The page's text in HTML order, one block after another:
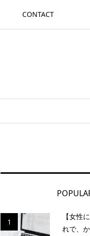
CONTACT
1
【女性
れで、